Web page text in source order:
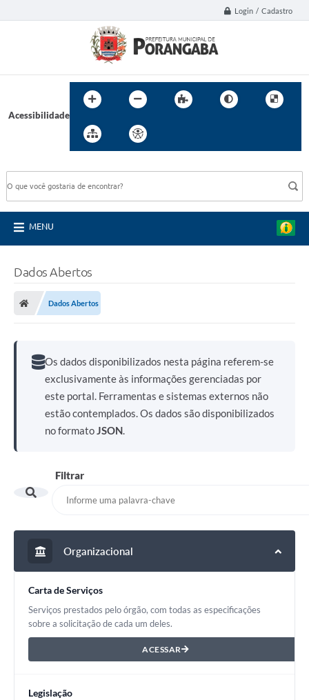
Login / Cadastro
Acessibilidade
MENU
Dados Abertos
Dados Abertos
Os dados disponibilizados nesta página referem-se
exclusivamente às informações gerenciadas por
este portal. Ferramentas e sistemas externos não
estão contemplados. Os dados são disponibilizados
no formatoJSON.
Filtrar
Organizacional
Carta de Serviços
Serviços prestados pelo órgão, com todas as especificações
sobre a solicitação de cada um deles.
ACESSAR
Legislação